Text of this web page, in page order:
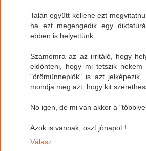
Talán együtt kellene ezt
ha ezt megengedik egy
ebben is helyettünk.
Számomra az az irritáló, hogy
eldönteni, hogy mi tetszik
"örömünneplők" is azt
mondja meg azt, hogy kit
No igen, de mi van akkor a
Azok is vannak, oszt jónapot !
Válasz